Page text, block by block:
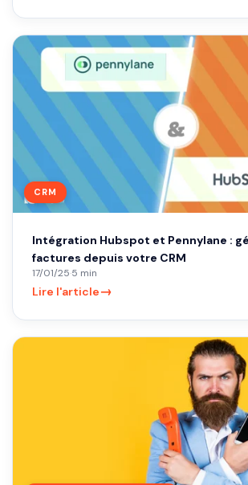
CRM
Intégration Hubspot et Pennylane :
factures depuis votre CRM
17/01/25·5 min
Lire l'article→